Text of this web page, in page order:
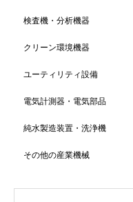
検査機・分析機器
クリーン環境機器
ユーティリティ設備
電気計測器・電気部品
純水製造装置・洗浄機
その他の産業機械